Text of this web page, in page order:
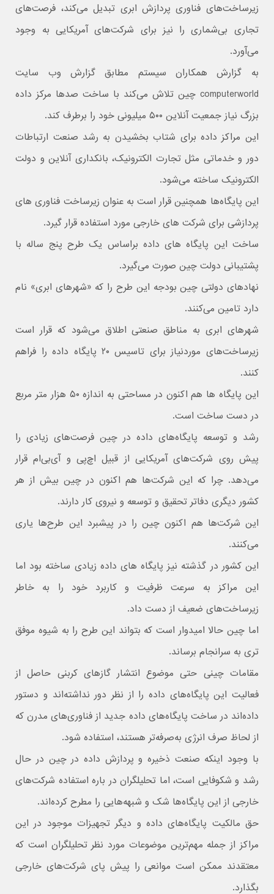
زیرساخت‌های فناوری پردازش ابری تبدیل می‌کند، فرصت‌های
تجاری بی‌شماری را نیز برای شرکت‌های آمریکایی به وجود
می‌آورد.
به گزارش همكاران سيستم مطابق گزارش وب سایت
computerworld چین تلاش می‌کند با ساخت صدها مرکز داده
بزرگ نیاز جمعیت آنلاین ۵۰۰ میلیونی خود را برطرف کند.
این مراکز داده برای شتاب بخشیدن به رشد صنعت ارتباطات
دور و خدماتی مثل تجارت الکترونیک، بانکداری آنلاین و دولت
الکترونیک ساخته می‌شود.
این پایگاه‌ها همچنین قرار است به عنوان زیرساخت فناوری های
پردازشی برای شرکت های خارجی مورد استفاده قرار گیرد.
ساخت این پایگاه های داده براساس یک طرح پنج ساله با
پشتیبانی دولت چین صورت می‌گیرد.
نهادهای دولتی چین بودجه این طرح را که «شهرهای ابری» نام
دارد تامین می‌کنند.
شهرهای ابری به مناطق صنعتی اطلاق می‌شود که قرار است
زیرساخت‌های موردنیاز برای تاسیس ۲۰ پایگاه داده را فراهم
کنند.
این پایگاه ها هم اکنون در مساحتی به اندازه ۵۰ هزار متر مربع
در دست ساخت است.
رشد و توسعه پایگاه‌های داده در چین فرصت‌های زیادی را
پیش روی شرکت‌های آمریکایی از قبیل اچ‌پی و آی‌بی‌ام قرار
می‌دهد. چرا که این شرکت‌ها هم اکنون در چین بیش از هر
کشور دیگری دفاتر تحقیق و توسعه و نیروی کار دارند.
این شرکت‌ها هم اکنون چین را در پیشبرد این طرح‌ها یاری
می‌کنند.
این کشور در گذشته نیز پایگاه های داده زیادی ساخته بود اما
این مراکز به سرعت ظرفیت و کاربرد خود را به خاطر
زیرساخت‌های ضعیف از دست داد.
اما چین حالا امیدوار است که بتواند این طرح را به شیوه موفق
تری به سرانجام برساند.
مقامات چینی حتی موضوع انتشار گازهای کربنی حاصل از
فعالیت این پایگاه‌های داده را از نظر دور نداشته‌اند و دستور
داده‌اند در ساخت پایگاه‌های داده جدید از فناوری‌های مدرن که
از لحاظ صرف انرژی به‌صرفه‌تر هستند، استفاده شود.
با وجود اینکه صنعت ذخیره و پردازش داده در چین در حال
رشد و شکوفایی است، اما تحلیلگران در باره استفاده شرکت‌های
خارجی از این پایگاه‌ها شک و شبهه‌هایی را مطرح کرده‌اند.
حق مالکیت پایگاه‌های داده و دیگر تجهیزات موجود در این
مراکز از جمله مهم‌ترین موضوعات مورد نظر تحلیلگران است که
معتقدند ممکن است موانعی را پیش پای شرکت‌های خارجی
بگذارد.